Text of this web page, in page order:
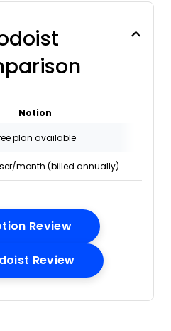
Notion
plan available
month (billed annually)
ReviewOpens New
ReviewOpens New